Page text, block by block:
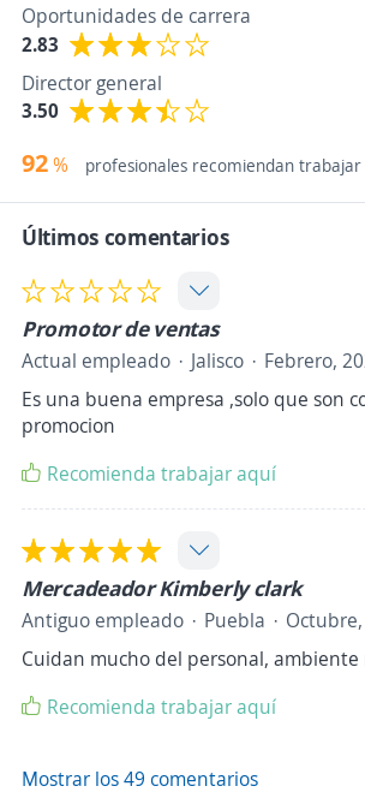
Oportunidades de carrera
2.83
Director general
3.50
92% profesionales recomiendan trabajar
Últimos comentarios
Promotor de ventas
Actual empleado Jalisco
Febrero,
Es una buena empresa ,solo que son
promocion
Recomienda trabajar aquí
Mercadeador Kimberly clark
Antiguo empleado Puebla
Cuidan mucho del personal, ambiente
Recomienda trabajar aquí
Mostrar los 49 comentarios